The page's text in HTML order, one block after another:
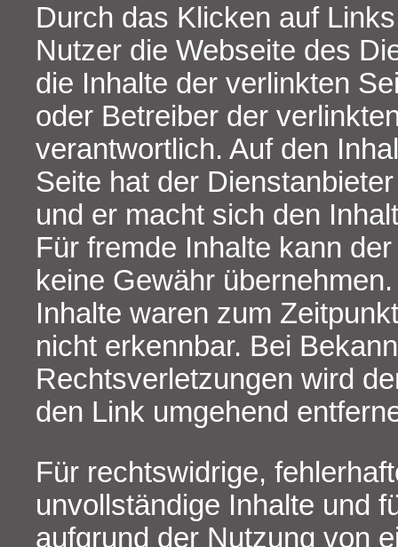
Durch das Klicken auf
Nutzer die Webseite des
die Inhalte der verlinkten
oder Betreiber der
verantwortlich. Auf den
Seite hat der
und er macht sich den
Für fremde Inhalte kann
keine Gewähr
Inhalte waren zum
nicht erkennbar. Bei
Rechtsverletzungen wird
den Link umgehend
Für rechtswidrige,
unvollständige Inhalte und
aufgrund der Nutzung von